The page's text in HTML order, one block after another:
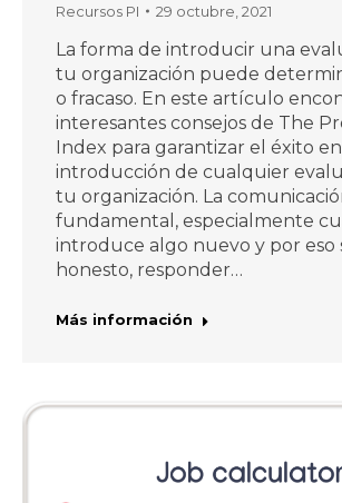
Recursos PI 29 octubre, 2021
La forma de introducir una
tu organización puede
o fracaso. En este artículo
interesantes consejos de The
Index para garantizar el éxito
introducción de cualquier
tu organización. La
fundamental, especialmente
introduce algo nuevo y por eso
honesto, responder…
Más información